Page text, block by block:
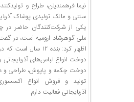
نیما فرهمندیان، طراح و
سنتی و مالک تولیدی پوشاک
یکی از شرکت‌کنندگان حاضر در
ملی گوهرشاد ارومیه است، در
اظهار کرد: بنده ۱۲
دوخت انواع لباس‌های آذربایجانی
دوخت چکمه و پاپوش، طراحی و
تولید و فروش انواع
آذربایجانی فعالیت دارم.